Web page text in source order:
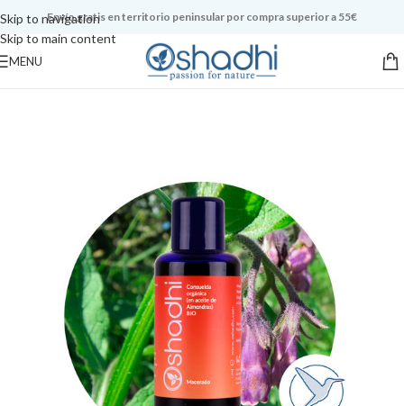
Skip to navigation
Skip to main content
Envío gratis en territorio peninsular por compra superior a 55€
MENU